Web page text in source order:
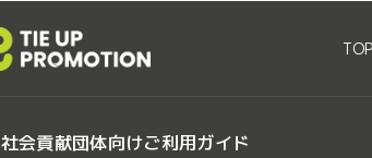
TOP
社会貢献団体向けご利用ガイド